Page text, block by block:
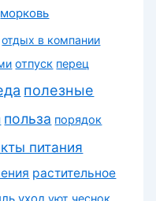
морковь
отдых в компании
отпуск перец
полезные
польза порядок
питания
растительное